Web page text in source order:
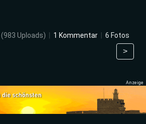
(983 Uploads) 1 Kommentar 6 Fotos
>